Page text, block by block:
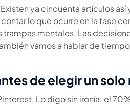
ya cincuenta artículos
lo que ocurre en la fase
trampas mentales. Las
vamos a hablar de
de elegir un
Lo digo sin ironía: el